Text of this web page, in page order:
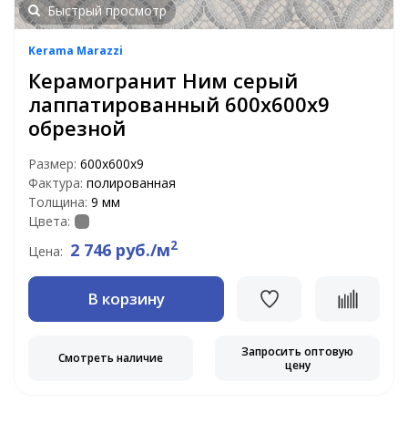
Быстрый просмотр
Kerama Marazzi
Керамогранит Ним серый
лаппатированный 600x600x9
обрезной
Размер: 600x600x9
Фактура: полированная
Толщина: 9 мм
Цвета:
Цена: 2 746 руб./м2
В корзину
Смотреть наличие
Запросить оптовую
цену